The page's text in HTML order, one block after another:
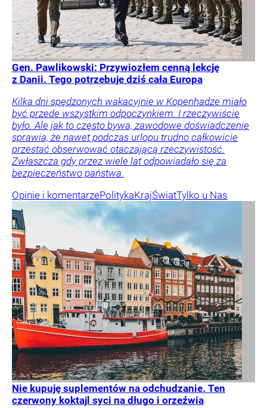
Gen. Pawlikowski: Przywiozłem cenną lekcję
z Danii. Tego potrzebuje dziś cała Europa
Kilka dni spędzonych wakacyjnie w Kopenhadze miało
być przede wszystkim odpoczynkiem. I rzeczywiście
było. Ale jak to często bywa, zawodowe doświadczenie
sprawia, że nawet podczas urlopu trudno całkowicie
przestać obserwować otaczającą rzeczywistość.
Zwłaszcza gdy przez wiele lat odpowiadało się za
bezpieczeństwo państwa.
Opinie i komentarzePolitykaKrajŚwiatTylko u Nas
Nie kupuję suplementów na odchudzanie. Ten
czerwony koktajl syci na długo i orzeźwia